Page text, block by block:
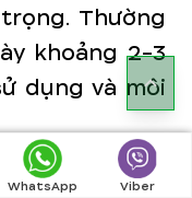
Thường
khoảng 2-3
dụng và môi
WhatsApp Viber